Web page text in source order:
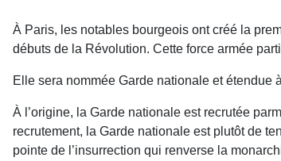
À Paris, les notables bourgeois ont créé la
débuts de la Révolution. Cette force armée
Elle sera nommée Garde nationale et étendue
À l’origine, la Garde nationale est recrutée
recrutement, la Garde nationale est plutôt de
pointe de l’insurrection qui renverse la